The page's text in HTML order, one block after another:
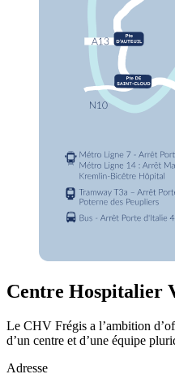
Centre Hospitalier
Le CHV Frégis a l’ambition
d’un centre et d’une équipe
Adresse